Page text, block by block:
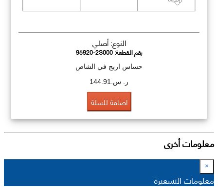
النوع: أصلي
رقم القطعة:95920-2S000
حساس اربج في الشاص
ر. س.144.91
اضافة للسلة
معلومات أخرى
×
معلومات التسعيرة